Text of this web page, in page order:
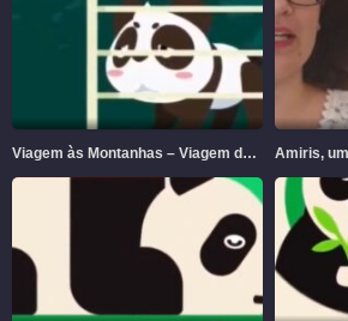
Viagem às Montanhas – Viagem de pandas gigantes às montanhas